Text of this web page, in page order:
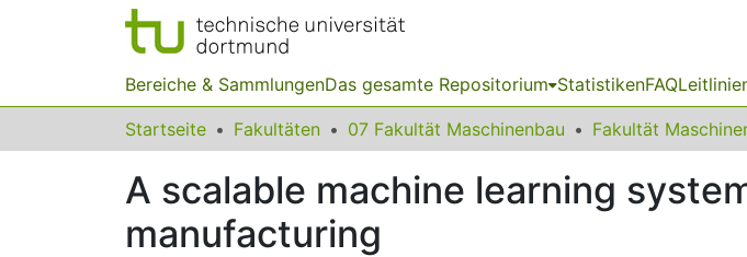
Bereiche & SammlungenDas gesamte Repositorium StatistikenFAQ
Startseite Fakultäten 07 Fakultät Maschinenbau Fakultät
A scalable machine learning
manufacturing